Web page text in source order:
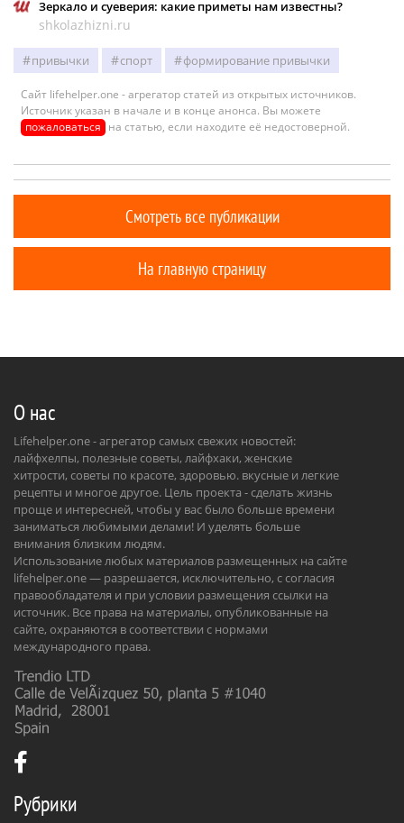
Зеркало и суеверия: какие приметы нам известны?
shkolazhizni.ru
привычки спорт формирование привычки
Сайт lifehelper.one - агрегатор статей из открытых источников.
Источник указан в начале и в конце анонса. Вы можете
пожаловаться на статью, если находите её недостоверной.
Смотреть все публикации
На главную страницу
О нас
Lifehelper.one - агрегатор самых свежих новостей:
лайфхелпы, полезные советы, лайфхаки, женские
хитрости, советы по красоте, здоровью. вкусные и легкие
рецепты и многое другое. Цель проекта - сделать жизнь
проще и интересней, чтобы у вас было больше времени
заниматься любимыми делами! И уделять больше
внимания близким людям.
Использование любых материалов размещенных на сайте
lifehelper.one — разрешается, исключительно, с согласия
правообладателя и при условии размещения ссылки на
источник. Все права на материалы, опубликованные на
сайте, охраняются в соответствии с нормами
международного права.
Рубрики